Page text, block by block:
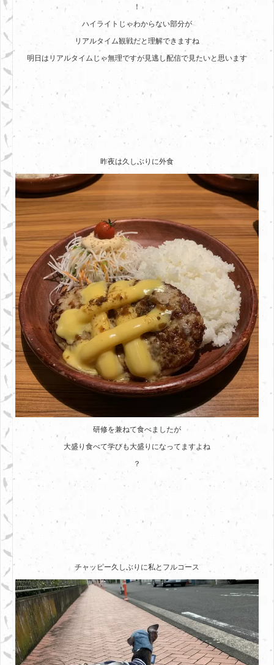
！
ハイライトじゃわからない部分が
リアルタイム観戦だと理解できますね
明日はリアルタイムじゃ無理ですが見逃し配信で見たいと思います
昨夜は久しぶりに外食
研修を兼ねて食べましたが
大盛り食べて学びも大盛りになってますよね
？
チャッピー久しぶりに私とフルコース